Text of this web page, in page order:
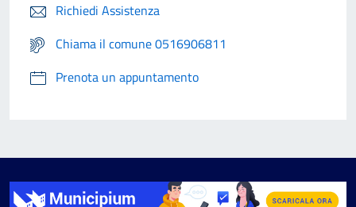
Richiedi Assistenza
Chiama il comune 0516906811
Prenota un appuntamento